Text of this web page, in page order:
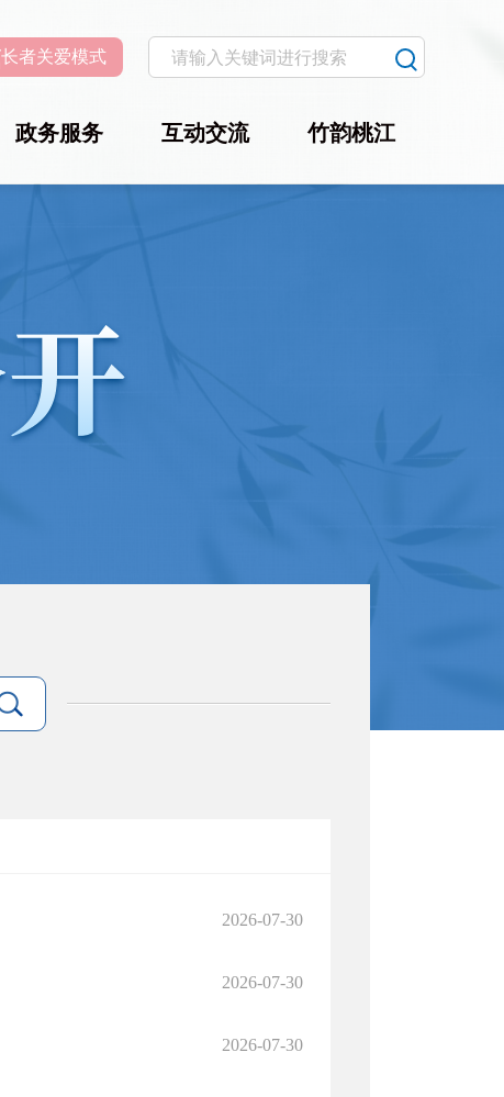
长者关爱模式
政务服务 互动交流 竹韵桃江
2026-07-30
2026-07-30
2026-07-30